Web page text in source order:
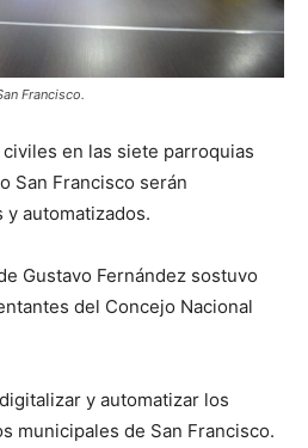
Francisco.
en las siete parroquias
San Francisco serán
y automatizados.
Gustavo Fernández sostuvo
del Concejo Nacional
y automatizar los
municipales de San Francisco.